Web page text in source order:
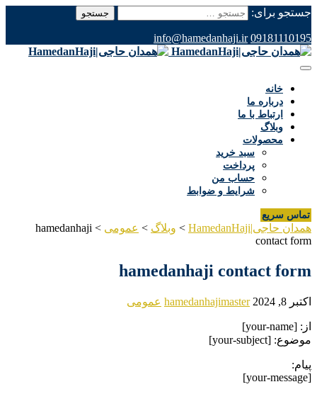
جستجو برای:
09181110195
info@hamedanhaji.ir
خانه
درباره ما
ارتباط با ما
وبلاگ
محصولات
سبد خرید
پرداخت
حساب من
شرایط و ضوابط
تماس سریع
همدان حاجی|HamedanHaji > وبلاگ > عمومی >
hamedanhaji
contact form
hamedanhaji contact form
اکتبر 8, 2024 hamedanhajimaster عمومی
از: [your-name]
موضوع: [your-subject]
پیام:
[your-message]